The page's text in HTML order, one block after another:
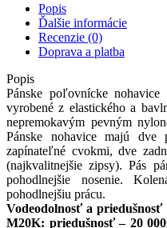
Popis
Ďalšie informácie
Recenzie (0)
Doprava a platba
Popis
Pánske poľovnícke
vyrobené z elastického a
nepremokavým pevným
Pánske nohavice majú dve
zapínateľné cvokmi, dve
(najkvalitnejšie zipsy). Pás
pohodlnejšie nosenie.
pohodlnejšiu prácu.
Vodeodolnosť a priedušnosť
M20K: priedušnosť – 20